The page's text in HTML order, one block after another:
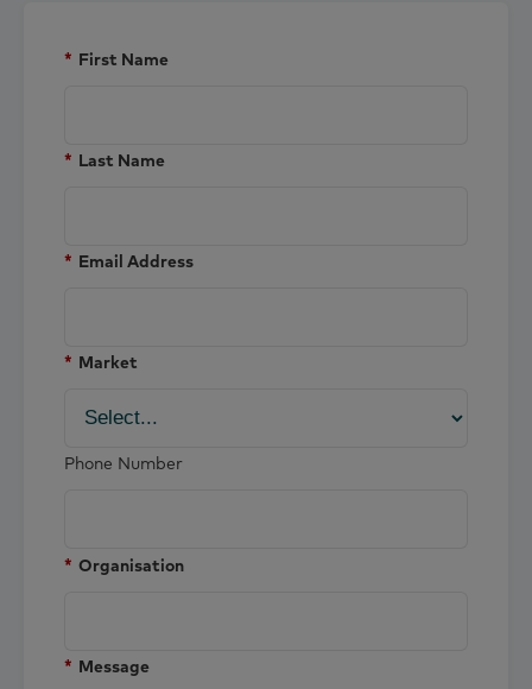
* First Name
* Last Name
* Email Address
* Market
Phone Number
* Organisation
* Message